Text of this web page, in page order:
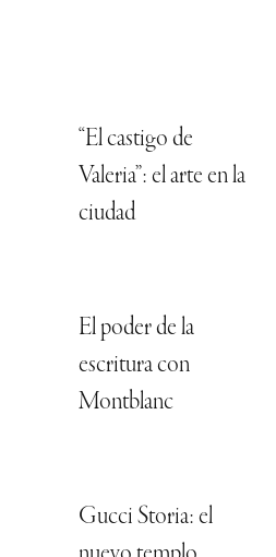
“El castigo de
Valeria”: el arte en la
ciudad
El poder de la
escritura con
Montblanc
Gucci Storia: el